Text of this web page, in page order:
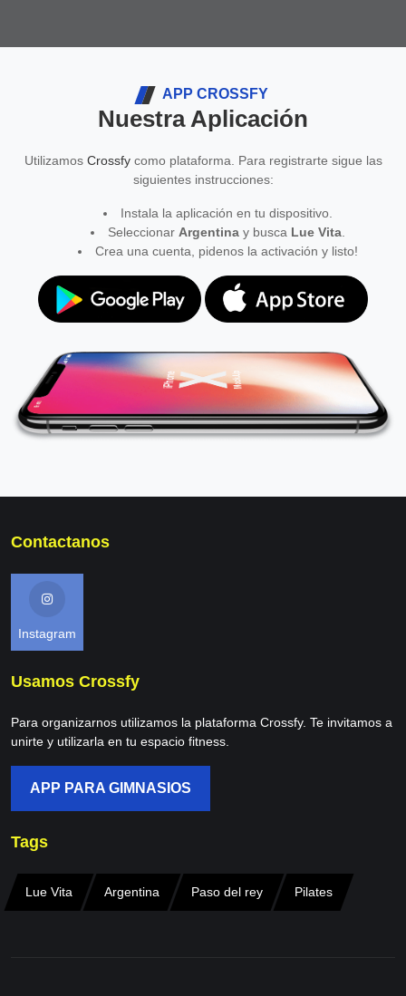
APP CROSSFY
Nuestra Aplicación
Utilizamos Crossfycomo plataforma. Para registrarte sigue las
siguientes instrucciones:
Instala la aplicación en tu dispositivo.
Seleccionar Argentinay busca Lue Vita.
Crea una cuenta, pidenos la activación y listo!
Contactanos
Instagram
Usamos Crossfy
Para organizarnos utilizamos la plataforma Crossfy. Te invitamos a
unirte y utilizarla en tu espacio fitness.
APP PARA GIMNASIOS
Tags
Lue Vita Argentina Paso del rey Pilates